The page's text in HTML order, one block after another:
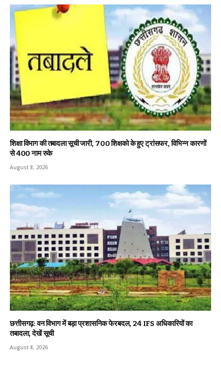
शिक्षा विभाग की तबादला सूची जारी, 700 शिक्षको के हुए ट्रांसफर, विभिन्न कारणों
से 400 नाम रुके
August 8, 2026
छत्तीसगढ़: वन विभाग में बड़ा प्रशासनिक फेरबदल, 24 IFS अधिकारियों का
तबादला, देखें सूची
August 8, 2026